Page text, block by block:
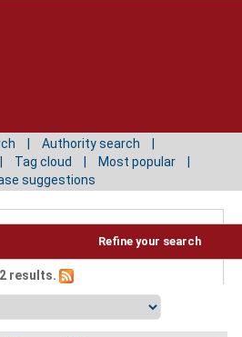
Authority search
Tag cloud
Most popular
suggestions
Refine your search
results.